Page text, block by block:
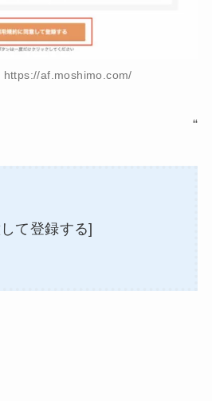
https://af.moshimo.com/
“
て登録する]